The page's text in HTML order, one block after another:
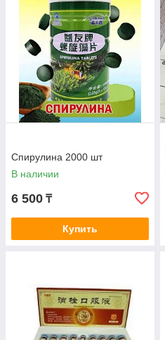
Спирулина 2000 шт
В наличии
6 500 ₸
Купить